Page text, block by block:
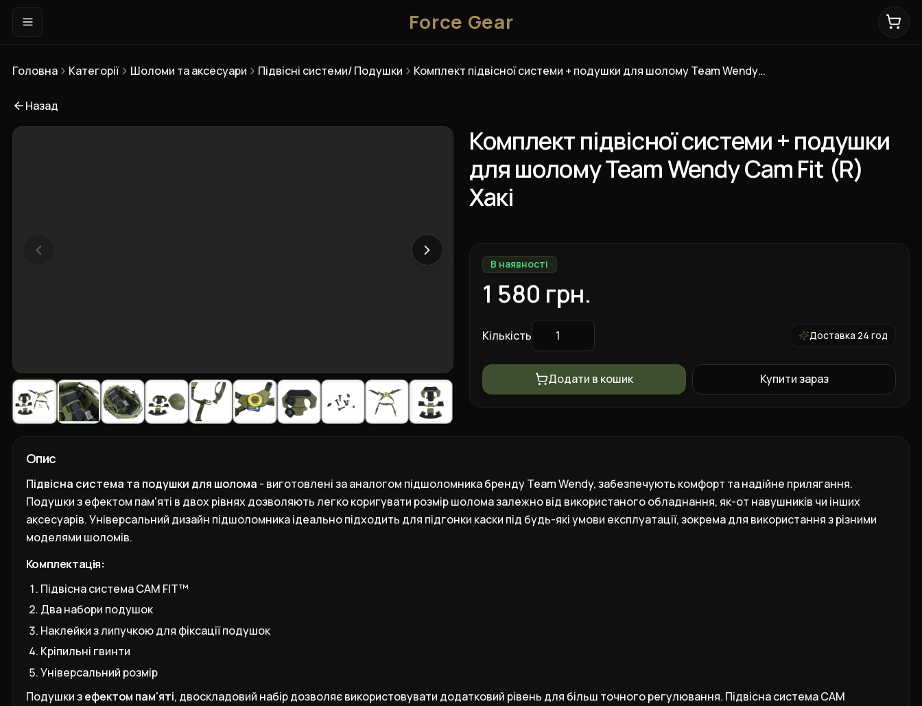
Force Gear
Головна Категорії Шоломи та аксесуари Підвісні системи/ Подушки Комплект підвісної системи + подушки для шолому Team Wendy Cam Fit (R) Хакі
Назад
Комплект підвісної системи + подушки
для шолому Team Wendy Cam Fit (R)
Хакі
В наявності
1 580 грн.
Кількість Доставка 24 год
Додати в кошик Купити зараз
Опис
Підвісна система та подушки для шолома - виготовлені за аналогом підшоломника бренду Team Wendy, забезпечують комфорт та надійне прилягання.
Подушки з ефектом пам'яті в двох рівнях дозволяють легко коригувати розмір шолома залежно від використаного обладнання, як-от навушників чи інших
аксесуарів. Універсальний дизайн підшоломника ідеально підходить для підгонки каски під будь-які умови експлуатації, зокрема для використання з різними
моделями шоломів.
Комплектація:
Підвісна система CAM FIT™
Два набори подушок
Наклейки з липучкою для фіксації подушок
Кріпильні гвинти
Універсальний розмір
Подушки зефектом пам'яті, двоскладовий набір дозволяє використовувати додатковий рівень для більш точного регулювання. Підвісна система CAM